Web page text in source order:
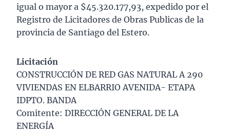
igual o mayor a $45.320.177,93, expedido por el
Registro de Licitadores de Obras Publicas de la
provincia de Santiago del Estero.
Licitación
CONSTRUCCIÓN DE RED GAS NATURAL A 290
VIVIENDAS EN ELBARRIO AVENIDA- ETAPA
IDPTO. BANDA
Comitente: DIRECCIÓN GENERAL DE LA
ENERGÍA